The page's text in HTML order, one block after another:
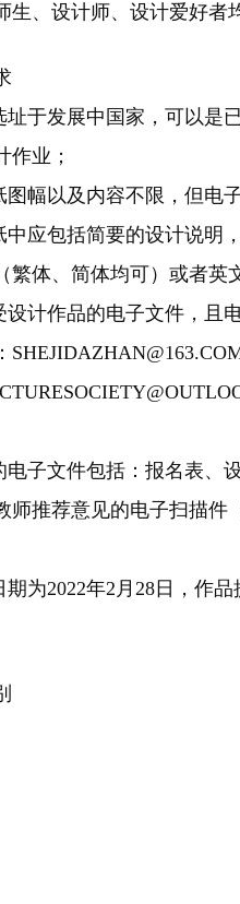
生、设计师、设计爱好者
址于发展中国家，可以是
作业；
幅以及内容不限，但电
中应包括简要的设计说明
繁体、简体均可）或者英
设计作品的电子文件，且
电子文件包括：报名表、
师推荐意见的电子扫描
为2022年2月28日，作